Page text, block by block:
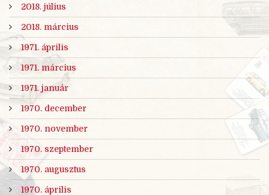
2018. július
2018. március
1971. április
1971. március
1971. január
1970. december
1970. november
1970. szeptember
1970. augusztus
1970. április